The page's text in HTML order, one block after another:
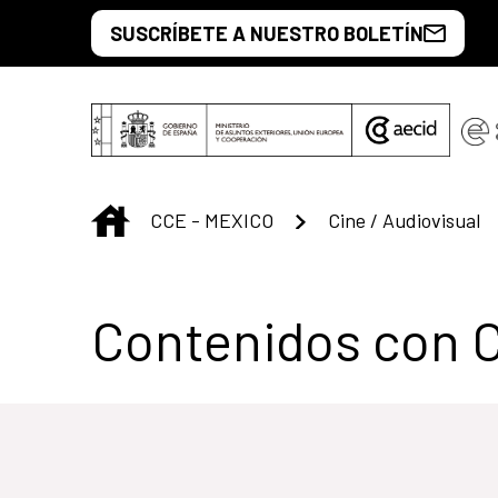
Saltar al contenido principal
SUSCRÍBETE A NUESTRO BOLETÍN
INICIO
CCE - MEXICO Cine / Audiovisual
Centro Cultural
Contenidos con